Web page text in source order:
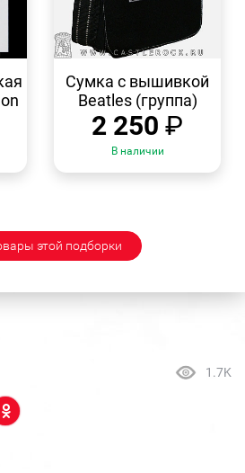
ПРОСМОТР
Сумка с вышивкой
Beatles (группа)
2 250 ₽
В наличии
этой подборки
1.7K